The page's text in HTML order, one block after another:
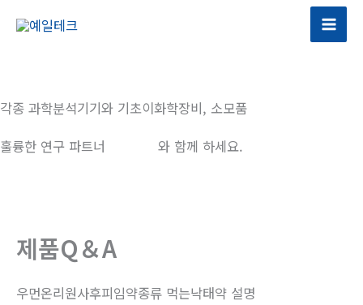
건
너
뛰
각종 과학분석기기와 기초이화학장비, 소모품
훌륭한 연구 파트너
와 함께 하세요.
제품Q＆A
우먼온리원사후피임약종류 먹는낙­태약 설명